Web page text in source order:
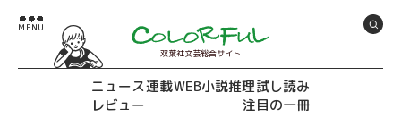
双葉社文芸総合サイト
ニュース連載WEB小説推理試し読み
レビュー
注目の一冊